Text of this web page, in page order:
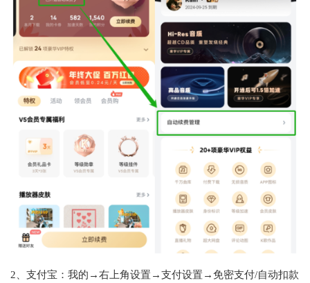
2、支付宝：我的→右上角设置→支付设置→免密支付/自动扣款